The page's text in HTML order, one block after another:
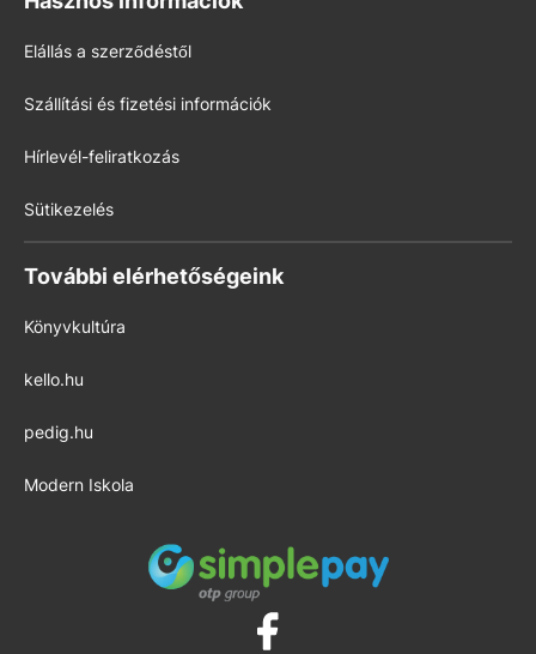
Elállás a szerződéstől
Szállítási és fizetési információk
Hírlevél-feliratkozás
Sütikezelés
További elérhetőségeink
Könyvkultúra
kello.hu
pedig.hu
Modern Iskola